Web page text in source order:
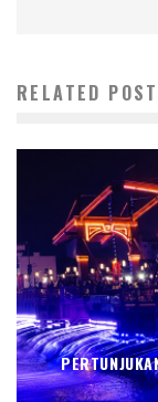
RELATED